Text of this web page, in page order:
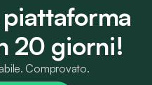
20 giorni!
Comprovato.